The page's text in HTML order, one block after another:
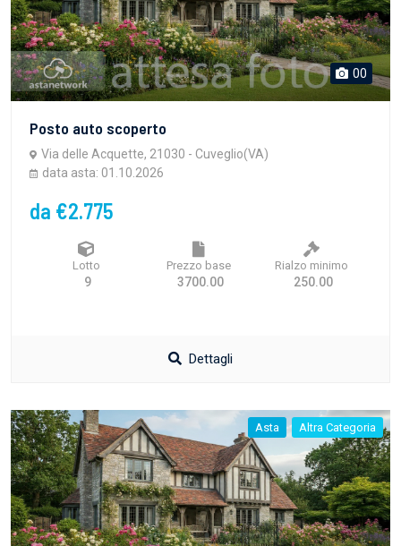
00
Posto auto scoperto
Via delle Acquette, 21030 - Cuveglio(VA)
data asta: 01.10.2026
da €2.775
Lotto
9
Prezzo base
3700.00
Rialzo minimo
250.00
Dettagli
Asta Altra Categoria